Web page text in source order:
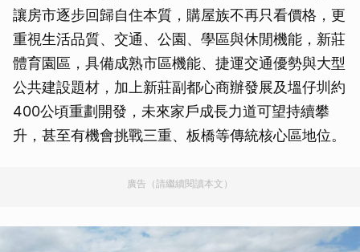
讓房市逐步回歸自住本質，購屋族不再只看價格，更
重視生活品質、交通、公園、學區與休閒機能，新莊
體育園區，具備成熟市區機能、捷運交通優勢與大型
公共建設題材，加上新莊副都心商辦發展及塭仔圳約
400公頃重劃開發，未來家戶成長力道可望持續攀
升，甚至有機會挑戰三重、板橋等傳統核心區地位。
廣告（請繼續閱讀本文）